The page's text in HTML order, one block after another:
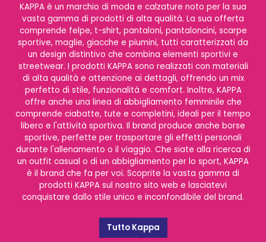
KAPPA è un marchio di moda e calzature noto per la sua
vasta gamma di prodotti di alta qualità. La sua offerta
comprende felpe, t-shirt, pantaloni, pantaloncini, scarpe
sportive, maglie, giacche e piumini, tutti caratterizzati da
un design distintivo che combina elementi sportivi e
streetwear. I prodotti KAPPA sono realizzati con materiali
di alta qualità e attenzione ai dettagli, offrendo un mix
perfetto di stile, funzionalità e comfort. Inoltre, KAPPA
offre anche una linea di abbigliamento femminile che
comprende ciabatte, tute e completini, ideali per il tempo
libero e l'attività sportiva. Il brand produce anche borse
sportive, perfette per trasportare gli effetti personali
durante l'allenamento o il viaggio. Che siate alla ricerca di
un outfit casual o di un abbigliamento per lo sport, KAPPA
è il brand che fa per voi. Scoprite la vasta gamma di
prodotti KAPPA sul nostro sito web e lasciatevi
conquistare dallo stile unico e inconfondibile del brand.
Tutto Kappa